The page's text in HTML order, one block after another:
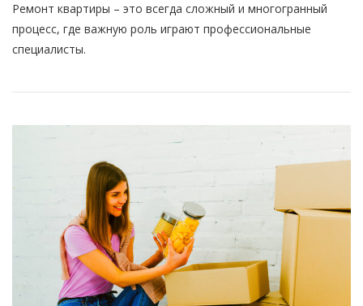
Оплачивается
Работа
Нужно
Ремонт квартиры – это всегда сложный и многогранный
процесс, где важную роль играют профессиональные
специалисты.